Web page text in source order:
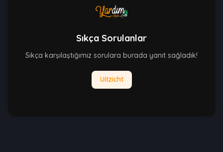
Sıkça Sorulanlar
Sıkça karşılaştığımız sorulara burada yanıt sağladık!
Uitzicht